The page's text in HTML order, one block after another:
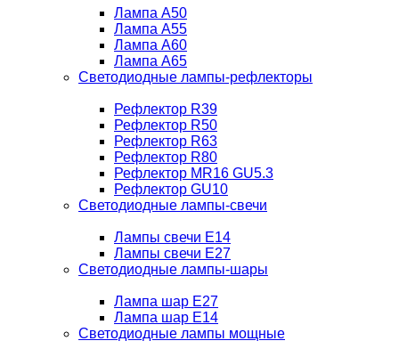
Лампа A50
Лампа A55
Лампа A60
Лампа A65
Светодиодные лампы-рефлекторы
Рефлектор R39
Рефлектор R50
Рефлектор R63
Рефлектор R80
Рефлектор MR16 GU5.3
Рефлектор GU10
Светодиодные лампы-свечи
Лампы свечи Е14
Лампы свечи Е27
Светодиодные лампы-шары
Лампа шар E27
Лампа шар Е14
Светодиодные лампы мощные